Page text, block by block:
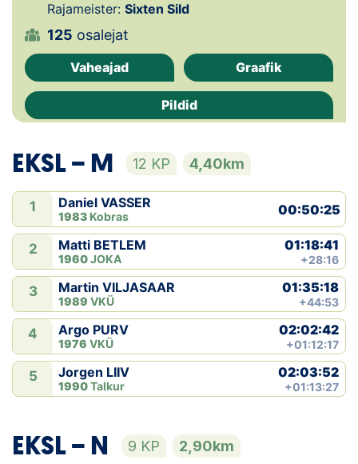
Klubid
Suletud maastikud
Püsirajad
Koolitused
OTSI
Rajameister: Sixten Sild
125 osalejat
Vaheajad Graafik
Pildid
EKSL − M 12 KP 4,40km
1 Daniel VASSER
1983 Kobras 00:50:25
2 Matti BETLEM
1960JOKA
01:18:41
+28:16
3 Martin VILJASAAR
1989 VKÜ
01:35:18
+44:53
4 Argo PURV
1976 VKÜ
02:02:42
+01:12:17
5 Jorgen LIIV
1990Talkur
02:03:52
+01:13:27
EKSL − N 9 KP 2,90km